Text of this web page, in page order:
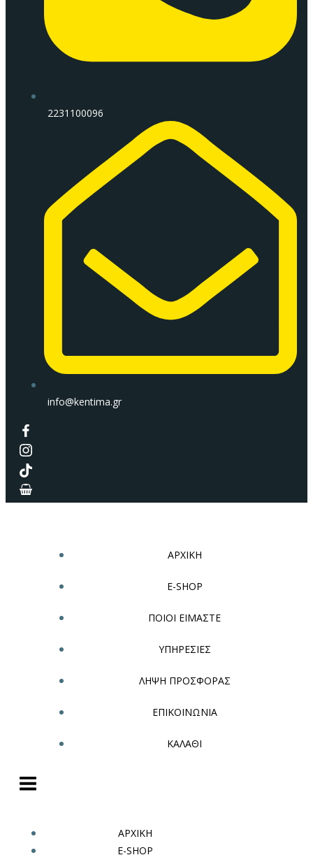
2231100096
info@kentima.gr
ΑΡΧΙΚΗ
E-SHOP
ΠΟΙΟΙ ΕΙΜΑΣΤΕ
ΥΠΗΡΕΣΙΕΣ
ΛΗΨΗ ΠΡΟΣΦΟΡΑΣ
ΕΠΙΚΟΙΝΩΝΙΑ
ΚΑΛΑΘΙ
ΑΡΧΙΚΗ
E-SHOP